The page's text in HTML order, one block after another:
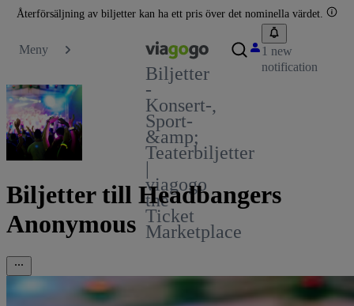
Återförsäljning av biljetter kan ha ett pris över det nominella värdet.
Meny
Biljetter
-
Konsert-,
Sport-
&amp;
Teaterbiljetter
|
viagogo
the
Ticket
Marketplace
1 new
notification
Biljetter till Headbangers
Anonymous